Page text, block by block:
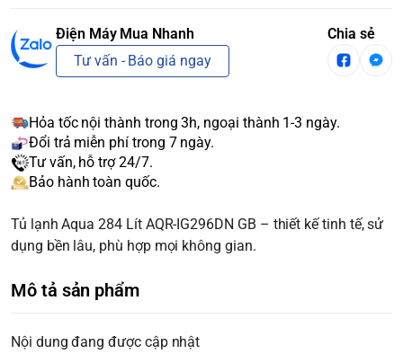
Điện Máy Mua Nhanh
Tư vấn - Báo giá ngay
Chia sẻ
Hỏa tốc nội thành trong 3h, ngoại thành 1-3 ngày.
Đổi trả miễn phí trong 7 ngày.
Tư vấn, hỗ trợ 24/7.
Bảo hành toàn quốc.
Tủ lạnh Aqua 284 Lít AQR-IG296DN GB – thiết kế tinh tế, sử
dụng bền lâu, phù hợp mọi không gian.
Mô tả sản phẩm
Nội dung đang được cập nhật